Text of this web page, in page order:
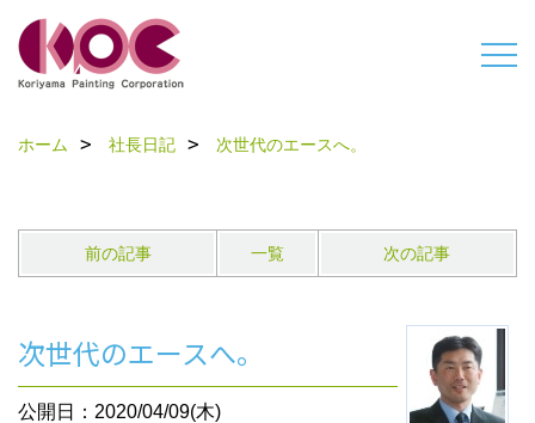
ホーム 社長日記 次世代のエースへ。
前の記事 一覧 次の記事
次世代のエースへ。
公開日：2020/04/09(木)